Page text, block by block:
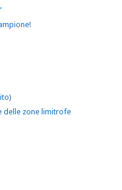
delle zone limitrofe